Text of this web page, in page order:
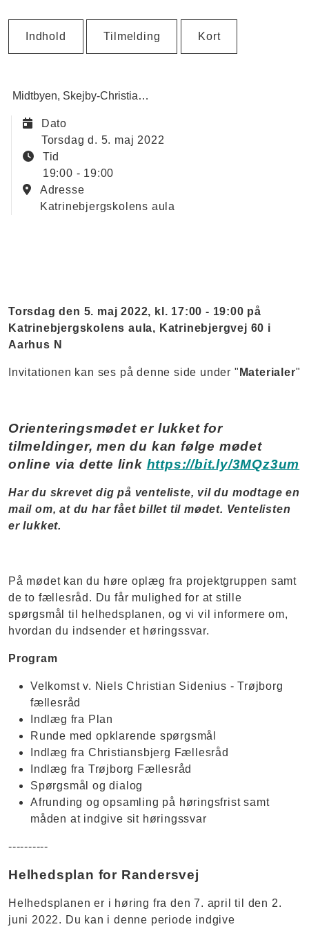
Indhold Tilmelding Kort
Midtbyen Skejby-Christiansbjerg
Dato
torsdag d. 5. maj 2022
Tid
19:00 - 19:00
Adresse
Katrinebjergskolens aula
Torsdag den 5. maj 2022, kl. 17:00 - 19:00 på
Katrinebjergskolens aula, Katrinebjergvej 60 i
Aarhus N
Invitationen kan ses på denne side under " Materialer"
Orienteringsmødet er lukket for
tilmeldinger, men du kan følge mødet
online via dette link https://bit.ly/3MQz3um
Har du skrevet dig på venteliste, vil du modtage en
mail om, at du har fået billet til mødet. Ventelisten
er lukket.
På mødet kan du høre oplæg fra projektgruppen samt
de to fællesråd. Du får mulighed for at stille
spørgsmål til helhedsplanen, og vi vil informere om,
hvordan du indsender et høringssvar.
Program
Velkomst v. Niels Christian Sidenius - Trøjborg
fællesråd
Indlæg fra Plan
Runde med opklarende spørgsmål
Indlæg fra Christiansbjerg Fællesråd
Indlæg fra Trøjborg Fællesråd
Spørgsmål og dialog
Afrunding og opsamling på høringsfrist samt
måden at indgive sit høringssvar
-​-​--------
Helhedsplan for Randersvej
Helhedsplanen er i høring fra den 7. april til den 2.
juni 2022. Du kan i denne periode indgive